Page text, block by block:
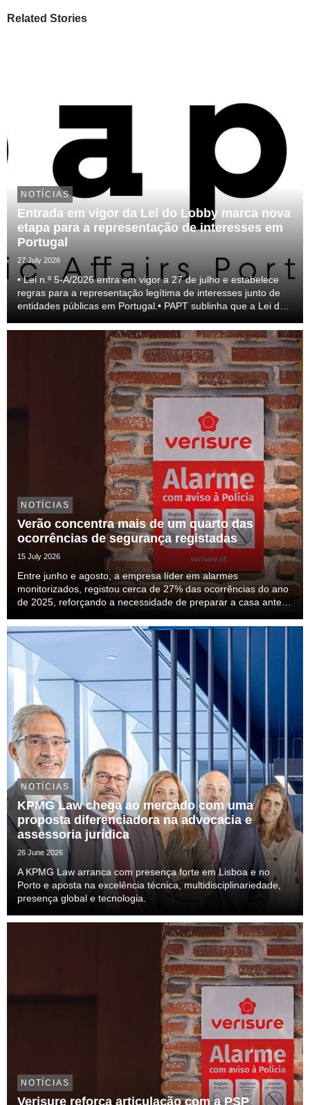
Related Stories
NOTÍCIAS
Entrada em vigor da Lei do Lobby marca nova
etapa para a representação de interesses em
Portugal
27 July 2026
• Lei n.º 5-A/2026 entra em vigor a 27 de julho e estabelece
regras para a representação legítima de interesses junto de
entidades públicas em Portugal.• PAPT sublinha que a Lei do
do setor e para a transparên...
NOTÍCIAS
Verão concentra mais de um quarto das
ocorrências de segurança registadas
15 July 2026
Entre junho e agosto, a empresa líder em alarmes
monitorizados, registou cerca de 27% das ocorrências do ano
de 2025, reforçando a necessidade de preparar a casa antes
NOTÍCIAS
KPMG Law chega ao mercado com uma
proposta diferenciadora na advocacia e
assessoria jurídica
26 June 2026
A KPMG Law arranca com presença forte em Lisboa e no
Porto e aposta na excelência técnica, multidisciplinariedade,
presença global e tecnologia.
NOTÍCIAS
Verisure reforça articulação com a PSP